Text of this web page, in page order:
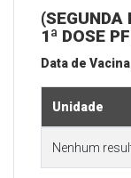
(SEGUNDA
1ª DOSE
Data de
Unidade
Nenhum